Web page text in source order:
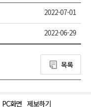
2022-07-01
2022-06-29
목록
PC화면 제보하기